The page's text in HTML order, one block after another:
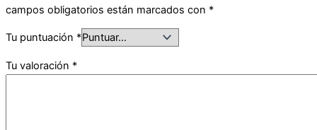
campos obligatorios están marcados con *
Tu puntuación *
Tu valoración *